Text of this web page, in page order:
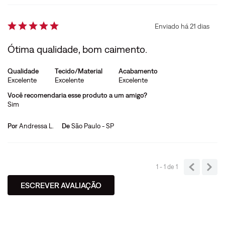
Enviado há21 dias
Ótima qualidade, bom caimento.
Qualidade
Excelente
Tecido/Material
Excelente
Acabamento
Excelente
Você recomendaria esse produto a um amigo?
Sim
PorAndressa L. DeSão Paulo - SP
1 - 1de 1
ESCREVER AVALIAÇÃO